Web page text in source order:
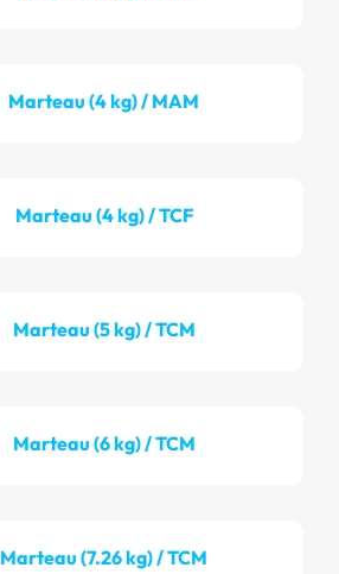
Marteau (4 kg) / MAM
Marteau (4 kg) / TCF
Marteau (5 kg) / TCM
Marteau (6 kg) / TCM
Marteau (7.26 kg) / TCM